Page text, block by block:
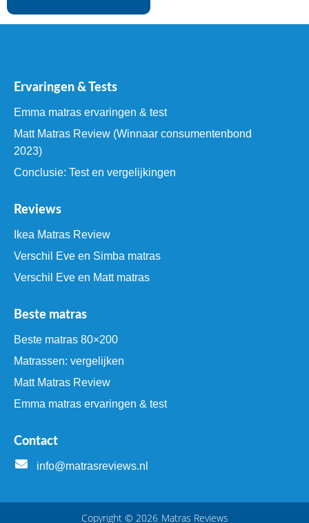
Ervaringen & Tests
Emma matras ervaringen & test
Matt Matras Review (Winnaar consumentenbond
2023)
Conclusie: Test en vergelijkingen
Reviews
Ikea Matras Review
Verschil Eve en Simba matras
Verschil Eve en Matt matras
Beste matras
Beste matras 80×200
Matrassen: vergelijken
Matt Matras Review
Emma matras ervaringen & test
Contact
info@matrasreviews.nl
Copyright © 2026 Matras Reviews